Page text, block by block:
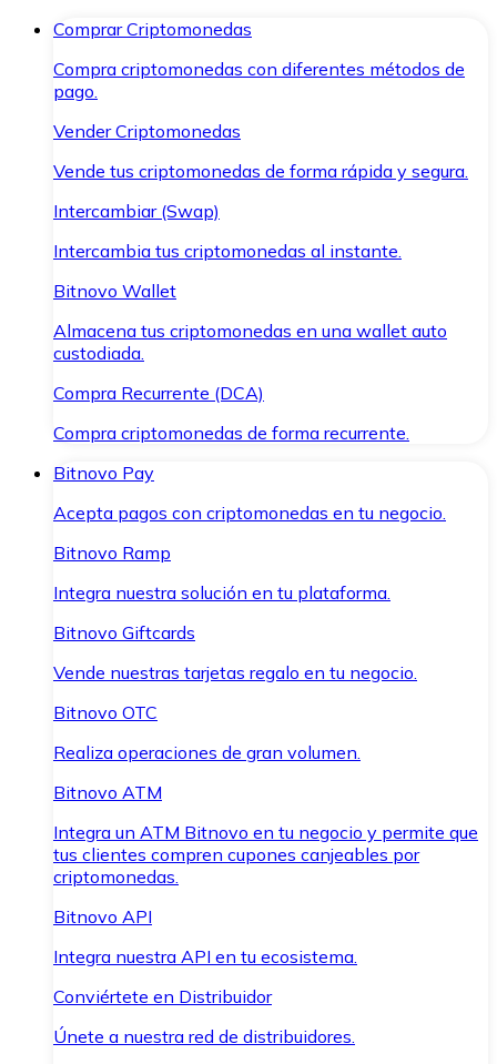
Comprar Criptomonedas
Compra criptomonedas con diferentes métodos de
pago.
Vender Criptomonedas
Vende tus criptomonedas de forma rápida y segura.
Intercambiar (Swap)
Intercambia tus criptomonedas al instante.
Bitnovo Wallet
Almacena tus criptomonedas en una wallet auto
custodiada.
Compra Recurrente (DCA)
Compra criptomonedas de forma recurrente.
Bitnovo Pay
Acepta pagos con criptomonedas en tu negocio.
Bitnovo Ramp
Integra nuestra solución en tu plataforma.
Bitnovo Giftcards
Vende nuestras tarjetas regalo en tu negocio.
Bitnovo OTC
Realiza operaciones de gran volumen.
Bitnovo ATM
Integra un ATM Bitnovo en tu negocio y permite que
tus clientes compren cupones canjeables por
criptomonedas.
Bitnovo API
Integra nuestra API en tu ecosistema.
Conviértete en Distribuidor
Únete a nuestra red de distribuidores.